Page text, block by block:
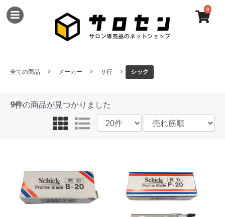
0
全ての商品 メーカー サ行 シック
9件の商品が見つかりました